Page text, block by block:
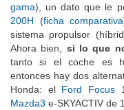
gama), un dato que le
200H (ficha comparativa
sistema propulsor
Ahora bien, si lo que
tanto si el coche es
entonces hay dos
Honda: el Ford Focus
Mazda3 e-SKYACTIV de